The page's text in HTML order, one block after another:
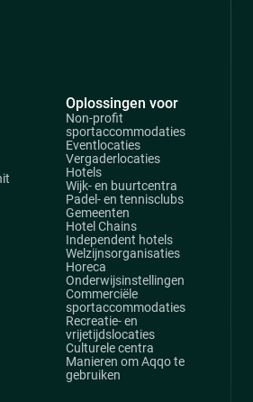
Oplossingen voor
Non-profit
sportaccommodaties
Eventlocaties
Vergaderlocaties
Hotels
Wijk- en buurtcentra
Padel- en tennisclubs
Gemeenten
Hotel Chains
Independent hotels
Welzijnsorganisaties
Horeca
Onderwijsinstellingen
Commerciële
sportaccommodaties
Recreatie- en
vrijetijdslocaties
Culturele centra
Manieren om Aqqo te
gebruiken